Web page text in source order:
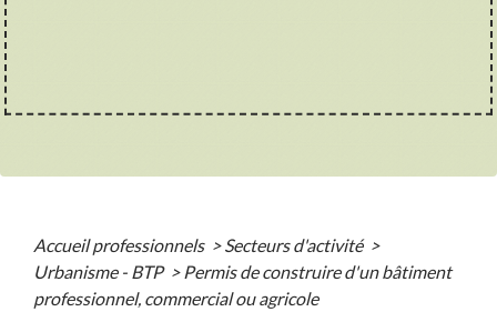
Accueil professionnels > Secteurs d'activité >
Urbanisme - BTP > Permis de construire d'un bâtiment
professionnel, commercial ou agricole